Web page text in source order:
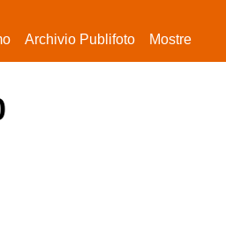
Archivio Publifoto Mostre